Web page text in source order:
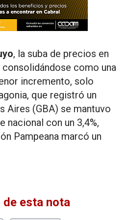
, la suba de precios en
consolidándose como una
incremento, solo
que registró un
Aires (GBA) se mantuvo
nacional con un 3,4%,
Pampeana marcó un
de esta nota